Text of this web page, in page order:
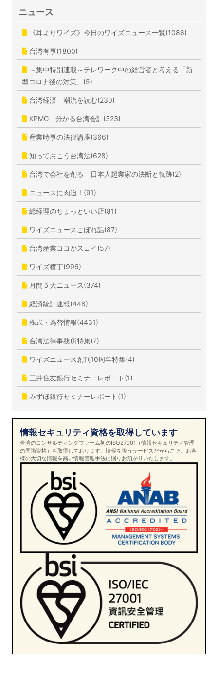
ニュース
《耳よりワイズ》今日のワイズニュース一覧(1086)
台湾有事(1800)
～集中特別連載～テレワーク中の経営者と考える「新
型コロナ後の対策」(5)
台湾経済 潮流を読む(230)
KPMG 分かる台湾会計(323)
産業時事の法律講座(366)
知っておこう台湾法(628)
台湾で会社を創る 日本人起業家の決断と軌跡(2)
ニュースに肉迫！(91)
総経理のちょっといい店(81)
ワイズニュースこぼれ話(87)
台湾産業ココがスゴイ(57)
ワイズ横丁(996)
月間５大ニュース(374)
経済統計速報(448)
株式・為替情報(4431)
台湾法律事務所特集(7)
ワイズニュース創刊10周年特集(4)
三井住友銀行セミナーレポート(1)
みずほ銀行セミナーレポート(1)
情報セキュリティ資格を取得しています
台湾のコンサルティングファーム初のISO27001（情報セキュリティ管理
の国際資格）を取得しております。情報を扱うサービスだからこそ、お客
様の大切な情報を高い情報管理手法に則りお預かりいたします。